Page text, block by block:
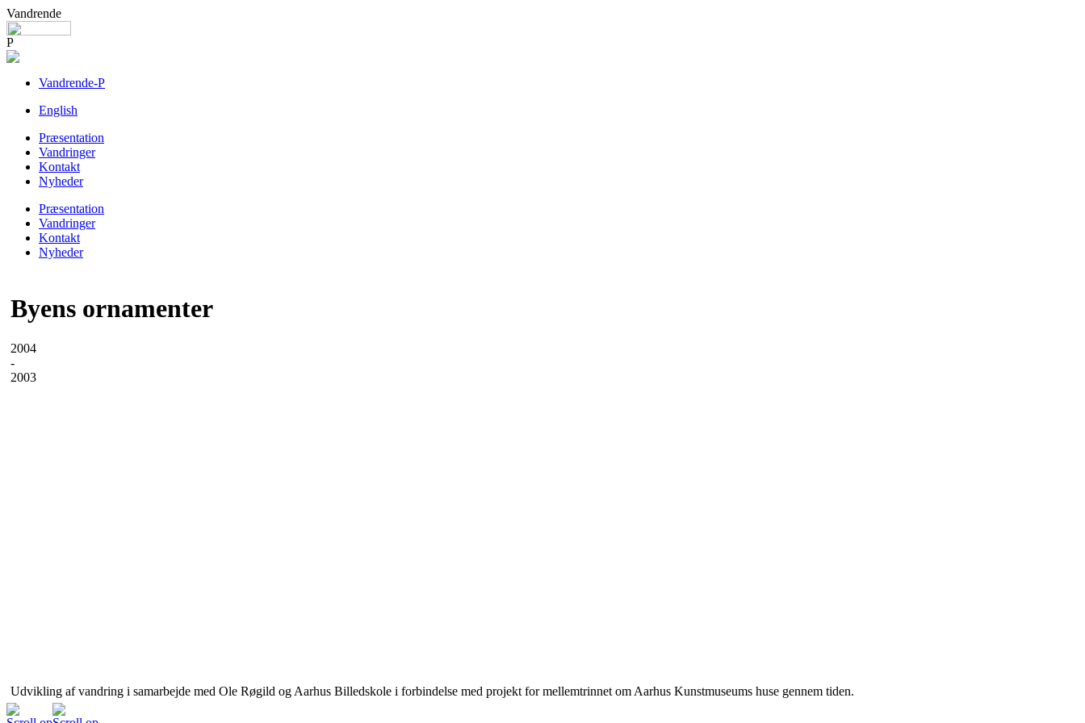
Vandrende
P
Vandrende-P
English
Præsentation
Vandringer
Kontakt
Nyheder
Præsentation
Vandringer
Kontakt
Nyheder
Byens ornamenter
2004
-
2003
Udvikling af vandring i samarbejde med Ole Røgild og Aarhus Billedskole i forbindelse med projekt for mellemtrinnet om Aarhus Kunstmuseums huse gennem tiden.